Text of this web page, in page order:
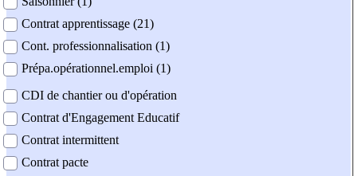
Contrat apprentissage (21)
Cont. professionnalisation (1)
Prépa.opérationnel.emploi (1)
CDI de chantier ou d'opération
Contrat d'Engagement Educatif
Contrat intermittent
Contrat pacte